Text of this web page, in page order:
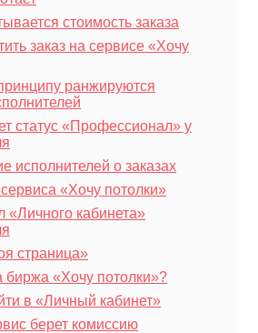
стоимость заказа
заказ на сервисе «Хочу
ранжируются
статус «Профессионал» у
исполнителей о заказах
«Хочу потолки»
«Личного кабинета»
страница»
биржа «Хочу потолки»?
в «Личный кабинет»
берет комиссию